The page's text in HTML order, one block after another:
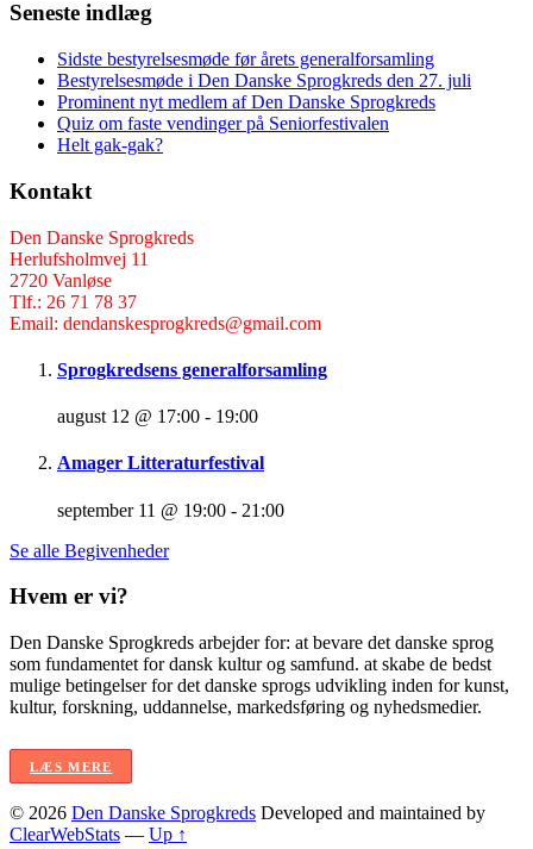
Seneste indlæg
Sidste bestyrelsesmøde før årets generalforsamling
Bestyrelsesmøde i Den Danske Sprogkreds den 27. juli
Prominent nyt medlem af Den Danske Sprogkreds
Quiz om faste vendinger på Seniorfestivalen
Helt gak-gak?
Kontakt
Den Danske Sprogkreds
Herlufsholmvej 11
2720 Vanløse
Tlf.: 26 71 78 37
Email: dendanskesprogkreds@gmail.com
Sprogkredsens generalforsamling
august 12 @ 17:00 - 19:00
Amager Litteraturfestival
september 11 @ 19:00 - 21:00
Se alle Begivenheder
Hvem er vi?
Den Danske Sprogkreds arbejder for: at bevare det danske sprog
som fundamentet for dansk kultur og samfund. at skabe de bedst
mulige betingelser for det danske sprogs udvikling inden for kunst,
kultur, forskning, uddannelse, markedsføring og nyhedsmedier.
LÆS MERE
© 2026 Den Danske Sprogkreds Developed and maintained by
ClearWebStats — Up ↑